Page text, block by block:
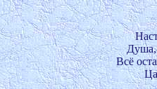
Душа,
Всё